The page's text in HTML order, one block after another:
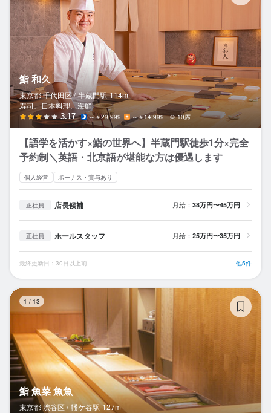
鮨 和久
東京都 千代田区 / 半蔵門駅 114m
寿司、日本料理、海鮮
3.17 ～￥29,999 ～￥14,999 10席
【語学を活かす×鮨の世界へ】半蔵門駅徒歩1分×完全
予約制＼英語・北京語が堪能な方は優遇します
個人経営 ボーナス・賞与あり
正社員 店長候補 月給： 38万円〜45万円
正社員 ホールスタッフ 月給： 25万円〜35万円
最終更新日：30日以上前 他5件
1 / 13
鮨 魚菜 魚魚
東京都 渋谷区 / 幡ケ谷駅 127m